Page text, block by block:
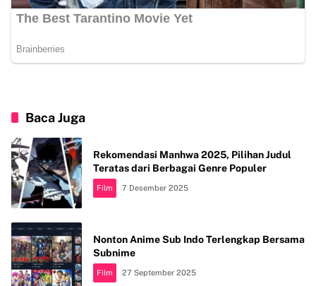
Baca Juga
Rekomendasi Manhwa 2025, Pilihan Judul
Teratas dari Berbagai Genre Populer
Film 7 Desember 2025
Nonton Anime Sub Indo Terlengkap Bersama
Subnime
Film 27 September 2025